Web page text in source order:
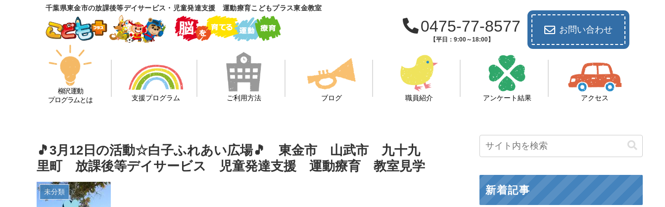
千葉県東金市の放課後等デイサービス・児童発達支援 運動療育こどもプラス東金教室
0475-77-8577
【平日：9:00～18:00】
お問い合わせ
柳沢運動
プログラムとは
支援プログラム ご利用方法 ブログ 職員紹介 アンケート結果 アクセス
🎵3月12日の活動☆白子ふれあい広場🎵 東金市 山武市 九十九
里町 放課後等デイサービス 児童発達支援 運動療育 教室見学
未分類 新着記事